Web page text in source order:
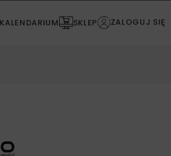
KALENDARIUM SKLEP ZALOGUJ SIĘ